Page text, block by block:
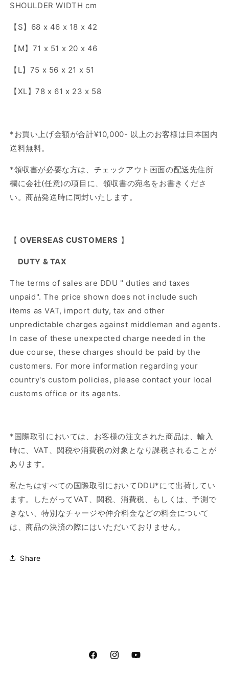
SHOULDER WIDTH cm
【S】68 x 46 x 18 x 42
【M】71 x 51 x 20 x 46
【L】75 x 56 x 21 x 51
【XL】78 x 61 x 23 x 58
*お買い上げ金額が合計¥10,000- 以上のお客様は日本国内
送料無料。
*領収書が必要な方は、チェックアウト画面の配送先住所
欄に会社(任意)の項目に、領収書の宛名をお書きくださ
い。商品発送時に同封いたします。
【 OVERSEAS CUSTOMERS 】
DUTY & TAX
The terms of sales are DDU " duties and taxes
unpaid". The price shown does not include such
items as VAT, import duty, tax and other
unpredictable charges against middleman and agents.
In case of these unexpected charge needed in the
due course, these charges should be paid by the
customers. For more information regarding your
country's custom policies, please contact your local
customs office or its agents.
*国際取引においては、お客様の注文された商品は、輸入
時に、VAT、関税や消費税の対象となり課税されることが
あります。
私たちはすべての国際取引において DDU*にて出荷してい
ます。したがってVAT 、関税、消費税、もしくは、予測で
きない、特別なチャージや仲介料金などの料金について
は、商品の決済の際にはいただいておりません。
Share
FacebookInstagramYouTube